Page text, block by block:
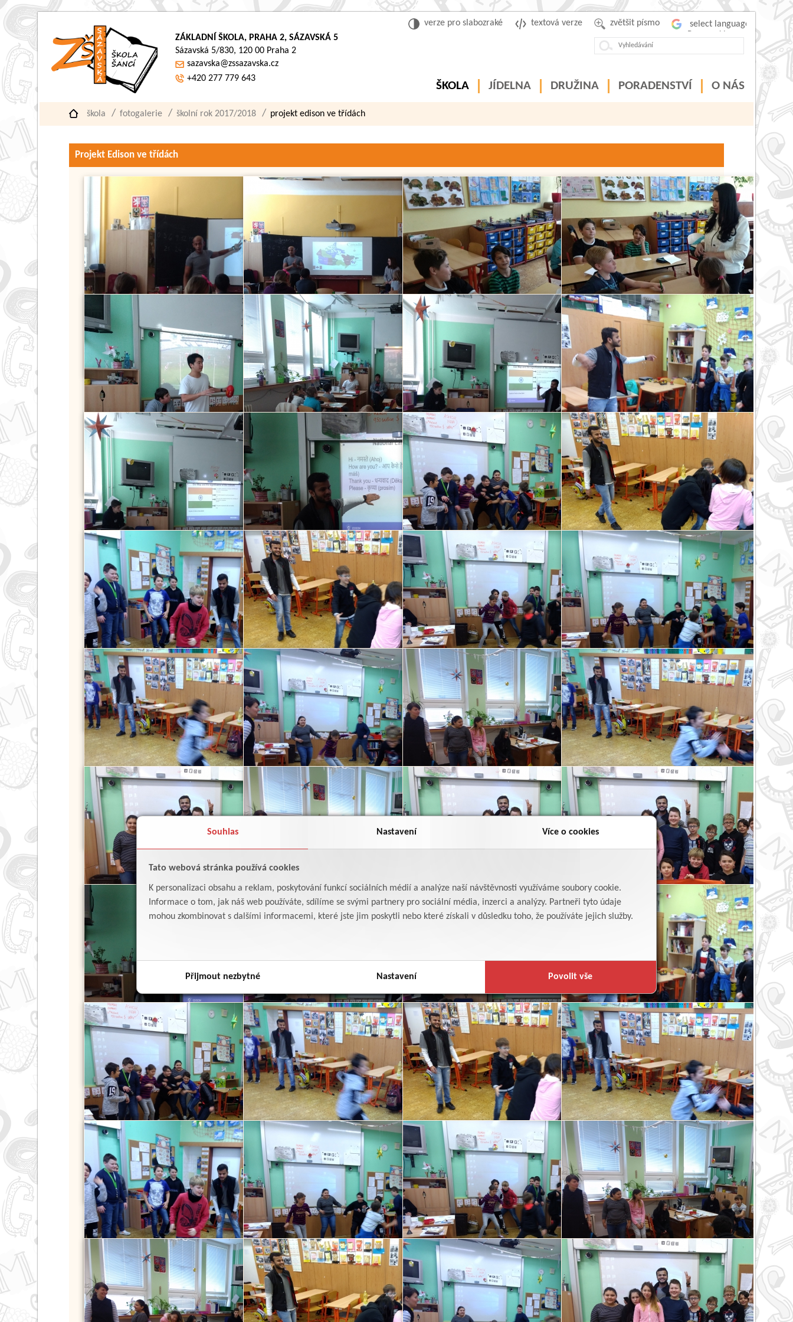
Souhlas Nastavení Více o cookies
Tato webová stránka používá cookies
K personalizaci obsahu a reklam, poskytování funkcí sociálních médií a analýze naší návštěvnosti využíváme soubory cookie.
Informace o tom, jak náš web používáte, sdílíme se svými partnery pro sociální média, inzerci a analýzy. Partneři tyto údaje
mohou zkombinovat s dalšími informacemi, které jste jim poskytli nebo které získali v důsledku toho, že používáte jejich služby.
Přijmout nezbytné Nastavení Povolit vše
zvětšit písmo
textová verze
verze pro slabozraké
ZÁKLADNÍ ŠKOLA, PRAHA 2, SÁZAVSKÁ 5
Sázavská 5/830, 120 00 Praha 2
sazavska@zssazavska.cz
+420 277 779 643
ŠKOLA JÍDELNA DRUŽINA PORADENSTVÍ O NÁS
škola fotogalerie školní rok 2017/2018 projekt edison ve třídách
Projekt Edison ve třídách